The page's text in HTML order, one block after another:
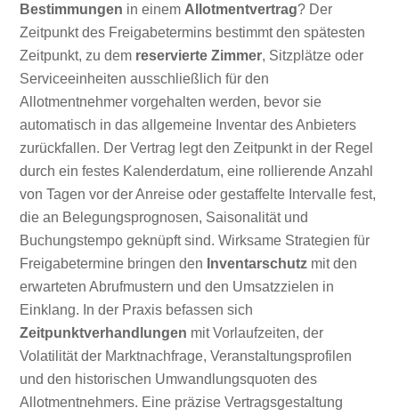
Bestimmungen in einem Allotmentvertrag? Der
Zeitpunkt des Freigabetermins bestimmt den spätesten
Zeitpunkt, zu dem reservierte Zimmer, Sitzplätze oder
Serviceeinheiten ausschließlich für den
Allotmentnehmer vorgehalten werden, bevor sie
automatisch in das allgemeine Inventar des Anbieters
zurückfallen. Der Vertrag legt den Zeitpunkt in der Regel
durch ein festes Kalenderdatum, eine rollierende Anzahl
von Tagen vor der Anreise oder gestaffelte Intervalle fest,
die an Belegungsprognosen, Saisonalität und
Buchungstempo geknüpft sind. Wirksame Strategien für
Freigabetermine bringen den Inventarschutz mit den
erwarteten Abrufmustern und den Umsatzzielen in
Einklang. In der Praxis befassen sich
Zeitpunktverhandlungen mit Vorlaufzeiten, der
Volatilität der Marktnachfrage, Veranstaltungsprofilen
und den historischen Umwandlungsquoten des
Allotmentnehmers. Eine präzise Vertragsgestaltung